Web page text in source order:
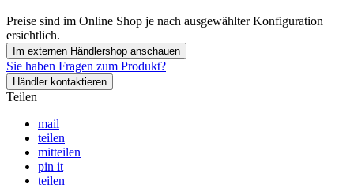
Preise sind im Online Shop je nach ausgewählter Konfiguration
ersichtlich.
Im externen Händlershop anschauen
Sie haben Fragen zum Produkt?
Händler kontaktieren
Teilen
mail
teilen
mitteilen
pin it
teilen